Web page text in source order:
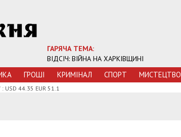
ГАРЯЧА ТЕМА:
ВІДСІЧ: ВІЙНА НА ХАРКІВЩИНІ
ГРОШI КРИМIНАЛ СПОРТ МИСТЕЦТВО
USD 44.35 EUR 51.1